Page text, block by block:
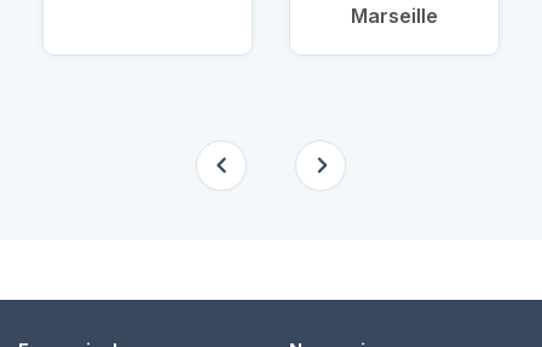
Marseille